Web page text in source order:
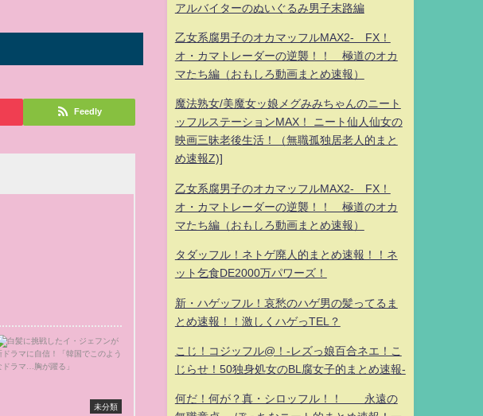
Feedly
未分類
アルバイターのぬいぐるみ男子末路編
乙女系腐男子のオカマッフルMAX2- FX！
オ・カマトレーダーの逆襲！！ 極道のオカ
マたち編（おもしろ動画まとめ速報）
魔法熟女/美魔女ッ娘メグみみちゃんのニート
ッフルステーションMAX！ ニート仙人仙女の
映画三昧老後生活！（無職孤独居老人的まと
め速報Z)]
乙女系腐男子のオカマッフルMAX2- FX！
オ・カマトレーダーの逆襲！！ 極道のオカ
マたち編（おもしろ動画まとめ速報）
タダッフル！ネトゲ廃人的まとめ速報！！ネ
ット乞食DE2000万パワーズ！
新・ハゲッフル！哀愁のハゲ男の髪ってるま
とめ速報！！激しくハゲっTEL？
こじ！コジッフル@！-レズっ娘百合ネエ！こ
じらせ！50独身処女のBL腐女子的まとめ速報-
何だ！何が？真・シロッフル！！ 永遠の